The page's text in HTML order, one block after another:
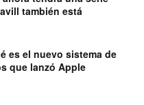
también está
es el nuevo sistema de
que lanzó Apple